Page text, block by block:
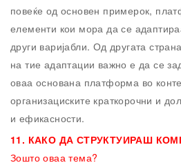
повеќе од основен примерок,
елементи кои мора да се
други варијабли. Од другата
на тие адаптации важно е да се
оваа основана платформа во
организациските краткорочни и
и ефикасности.
11. КАКО ДА СТРУКТУИРАШ
Зошто оваа тема?